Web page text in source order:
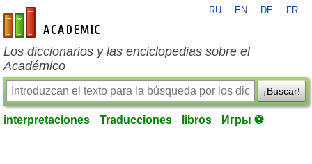
es-academic.com
RU EN DE FR
Los diccionarios y las enciclopedias sobre el
Académico
¡Buscar!
interpretaciones Traducciones libros Игры ⚽